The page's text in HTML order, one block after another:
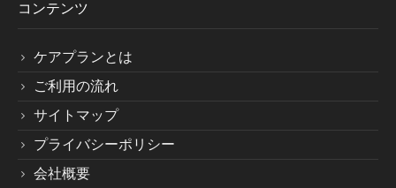
求人情報
コンテンツ
ケアプランとは
ご利用の流れ
サイトマップ
プライバシーポリシー
会社概要